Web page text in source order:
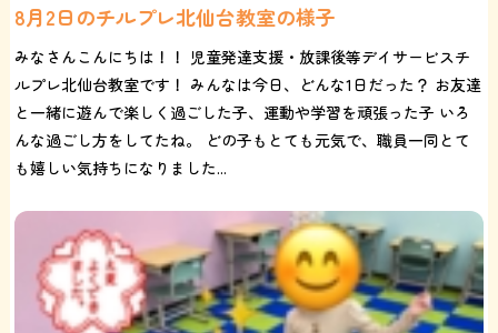
8月2日のチルプレ北仙台教室の様子
みなさんこんにちは！！ 児童発達支援・放課後等デイサービスチ
ルプレ北仙台教室です！ みんなは今日、どんな1日だった？ お友達
と一緒に遊んで楽しく過ごした子、運動や学習を頑張った子 いろ
んな過ごし方をしてたね。 どの子もとても元気で、職員一同とて
も嬉しい気持ちになりました...